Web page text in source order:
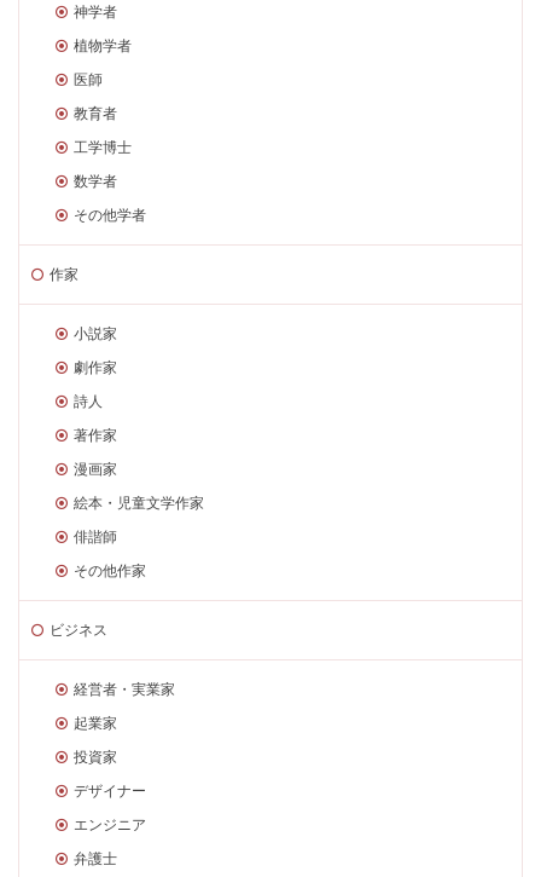
神学者
植物学者
医師
教育者
工学博士
数学者
その他学者
作家
小説家
劇作家
詩人
著作家
漫画家
絵本・児童文学作家
俳諧師
その他作家
ビジネス
経営者・実業家
起業家
投資家
デザイナー
エンジニア
弁護士